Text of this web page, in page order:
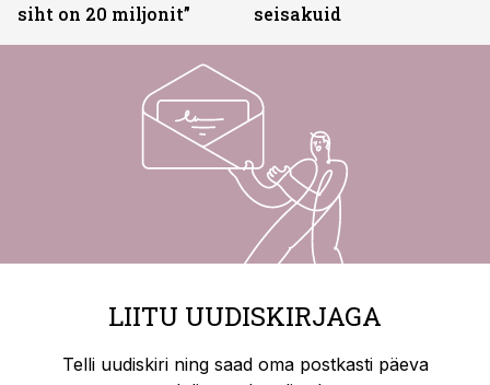
siht on 20 miljonit”
seisakuid
LIITU UUDISKIRJAGA
Telli uudiskiri ning saad oma postkasti päeva